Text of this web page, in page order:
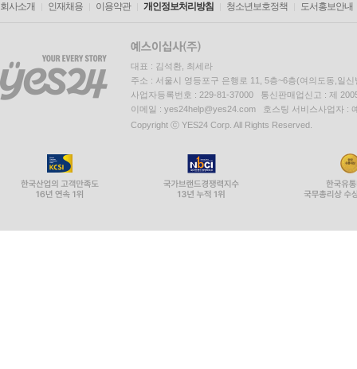
회사소개 인재채용 이용약관 개인정보처리방침 청소년보호정책 도서홍보안내
대표 : 김석환, 최세라
주소 : 서울시 영등포구 은행로 11, 5층~6층(여의도동,일신
사업자등록번호 : 229-81-37000 통신판매업신고 : 제
이메일 : yes24help@yes24.com 호스팅 서비스사업자 :
Copyright ⓒ YES24 Corp. All Rights Reserved.